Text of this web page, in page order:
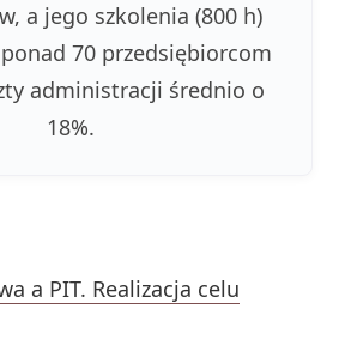
a jego szkolenia (800 h)
70 przedsiębiorcom
administracji średnio o
18%.
a PIT. Realizacja celu